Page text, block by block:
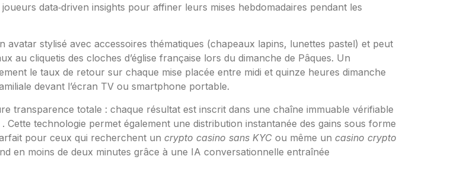
data‑driven insights pour affiner leurs mises hebdomadaires pendant les
stylisé avec accessoires thématiques (chapeaux lapins, lunettes pastel) et peut
au cliquetis des cloches d’église française lors du dimanche de Pâques. Un
le taux de retour sur chaque mise placée entre midi et quinze heures dimanche
devant l’écran TV ou smartphone portable.
transparence totale : chaque résultat est inscrit dans une chaîne immuable vérifiable
technologie permet également une distribution instantanée des gains sous forme
pour ceux qui recherchent un crypto casino sans KYC ou même un casino crypto
en moins de deux minutes grâce à une IA conversationnelle entraînée